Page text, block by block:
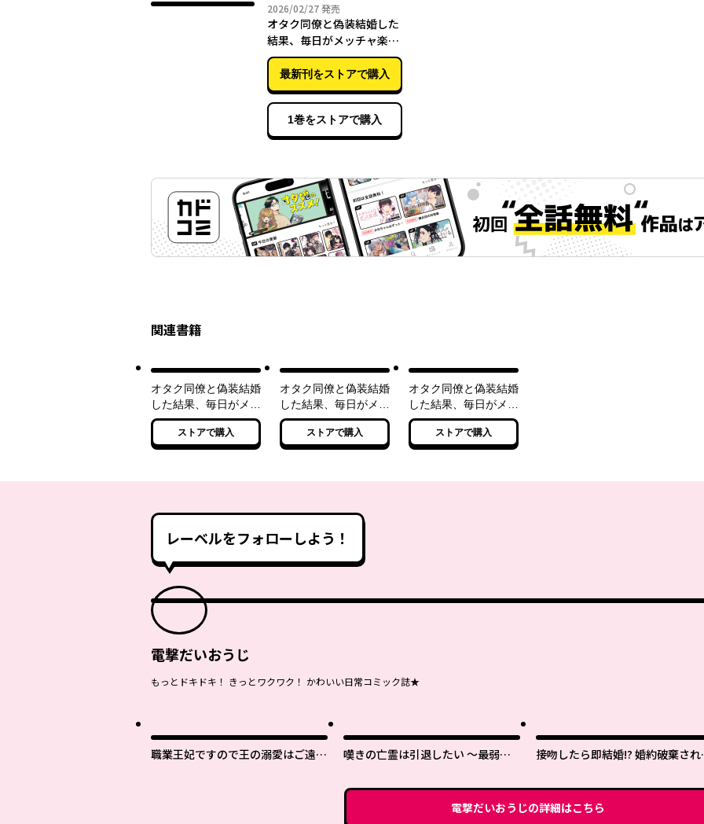
2026/02/272026年02月27日
発売
オタク同僚と偽装結婚した
結果、毎日がメッチャ楽し
いんだけど！（４）
最新刊をストアで購入
1巻をストアで購入
関連書籍
オタク同僚と偽装結婚
した結果、毎日がメッ
チャ楽しいんだけど!
ストアで購入
オタク同僚と偽装結婚
した結果、毎日がメッ
チャ楽しいんだけど!
ストアで購入
オタク同僚と偽装結婚
した結果、毎日がメッ
チャ楽しいんだけど!
ストアで購入
レーベルをフォローしよう！
電撃だいおうじ
もっとドキドキ！ きっとワクワク！ かわいい日常コミック誌★
職業王妃ですので王の溺愛はご遠慮
嘆きの亡霊は引退したい ～最弱ハ
接吻したら即結婚!? 婚約破棄され
した
電撃だいおうじの詳細はこちら